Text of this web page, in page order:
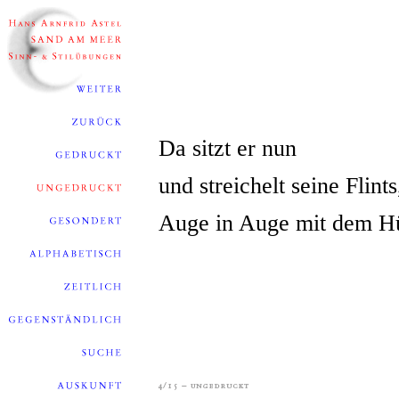
Da sitzt er nun
und streichelt seine
Auge in Auge mit dem